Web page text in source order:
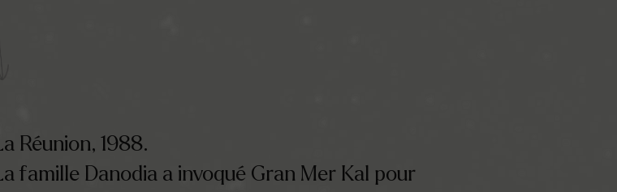
La Réunion, 1988.
La famille Danodia a invoqué Gran Mer Kal pour